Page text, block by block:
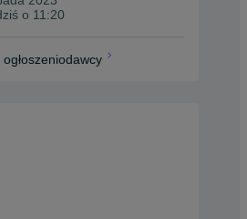
o 11:20